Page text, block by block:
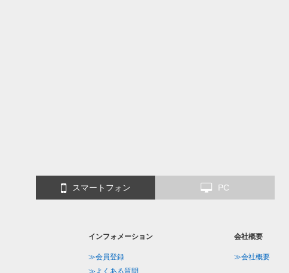
スマートフォン PC
インフォメーション
≫会員登録
≫よくある質問
会社概要
≫会社概要